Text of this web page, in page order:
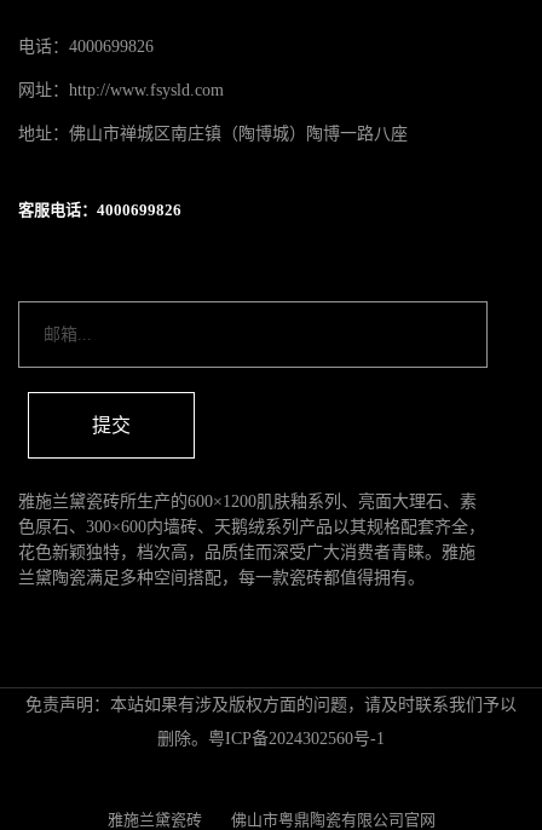
电话：4000699826
网址：http://www.fsysld.com
地址：佛山市禅城区南庄镇（陶博城）陶博一路八座
客服电话：4000699826
提交
雅施兰黛瓷砖所生产的600×1200肌肤釉系列、亮面大理石、素
色原石、300×600内墙砖、天鹅绒系列产品以其规格配套齐全，
花色新颖独特，档次高，品质佳而深受广大消费者青睐。雅施
兰黛陶瓷满足多种空间搭配，每一款瓷砖都值得拥有。
免责声明：本站如果有涉及版权方面的问题，请及时联系我们予以
删除。 粤ICP备2024302560号-1
雅施兰黛瓷砖 佛山市粤鼎陶瓷有限公司官网